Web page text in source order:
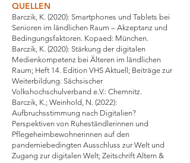
QUELLEN
Barczik, K. (2020): Smartphones und Tablets bei
Senioren im ländlichen Raum – Akzeptanz und
Bedingungsfaktoren. Kopaed: München.
Barczik, K. (2020): Stärkung der digitalen
Medienkompetenz bei Älteren im ländlichen
Raum; Heft 14. Edition VHS Aktuell; Beiträge zur
Weiterbildung. Sächsischer
Volkshochschulverband e.V.: Chemnitz.
Barczik, K.; Weinhold, N. (2022):
Aufbruchsstimmung nach Digitalien?
Perspektiven von Ruheständlerinnen und
Pflegeheimbewohnerinnen auf den
pandemiebedingten Ausschluss zur Welt und
Zugang zur digitalen Welt; Zeitschrift Altern &